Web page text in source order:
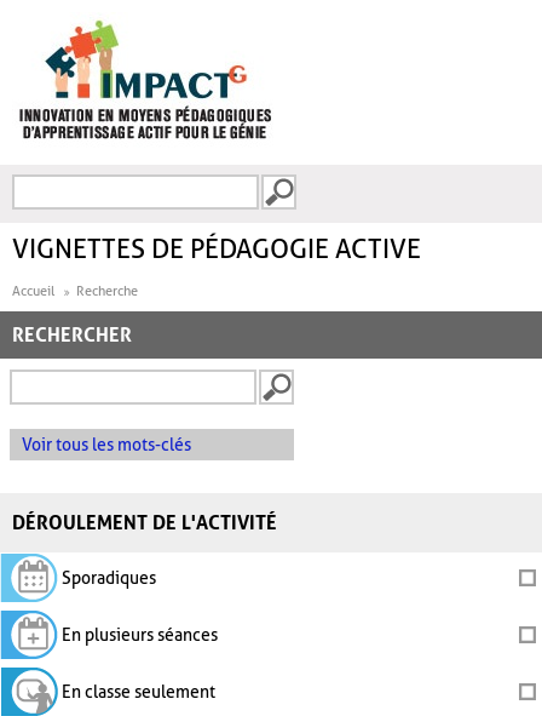
FORMULAIRE DE
VIGNETTES DE PÉDAGOGIE ACTIVE
Accueil Recherche
RECHERCHER
Voir tous les mots-clés
DÉROULEMENT DE L'ACTIVITÉ
Sporadiques
En plusieurs séances
En classe seulement